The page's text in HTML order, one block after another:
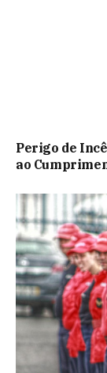
Perigo de
ao